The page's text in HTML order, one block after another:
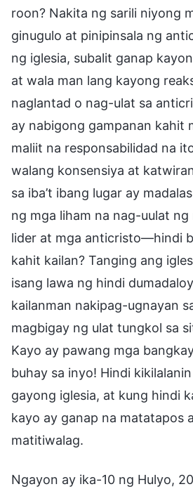
Ngayon ay ika-10 ng Hulyo,